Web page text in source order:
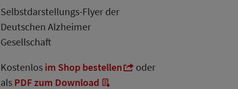
Selbstdarstellungs-Flyer der
Deutschen Alzheimer
Gesellschaft
Kostenlos im Shop bestellen
oder
als PDF zum Download